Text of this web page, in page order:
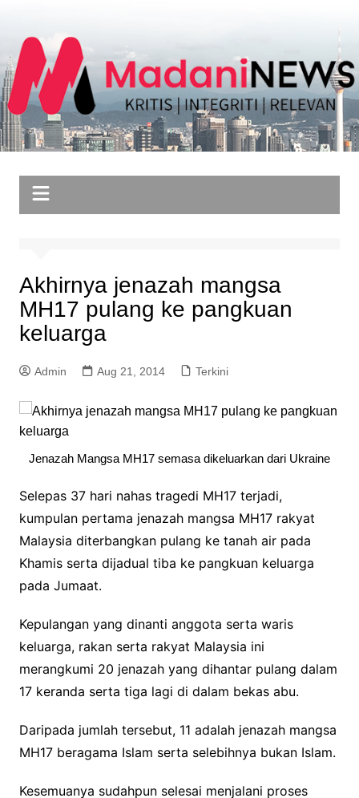
content
Akhirnya jenazah mangsa
MH17 pulang ke pangkuan
keluarga
Admin Aug 21, 2014 Terkini
Jenazah Mangsa MH17 semasa dikeluarkan dari Ukraine
Selepas 37 hari nahas tragedi MH17 terjadi,
kumpulan pertama jenazah mangsa MH17 rakyat
Malaysia diterbangkan pulang ke tanah air pada
Khamis serta dijadual tiba ke pangkuan keluarga
pada Jumaat.
Kepulangan yang dinanti anggota serta waris
keluarga, rakan serta rakyat Malaysia ini
merangkumi 20 jenazah yang dihantar pulang dalam
17 keranda serta tiga lagi di dalam bekas abu.
Daripada jumlah tersebut, 11 adalah jenazah mangsa
MH17 beragama Islam serta selebihnya bukan Islam.
Kesemuanya sudahpun selesai menjalani proses